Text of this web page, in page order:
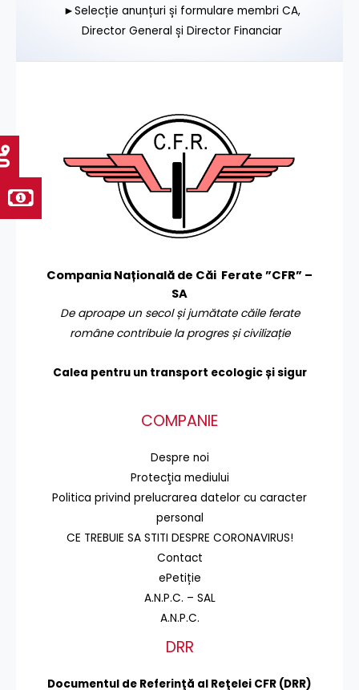
►Selecție anunțuri și formulare membri CA,
Director General și Director Financiar
Compania Națională de Căi Ferate ”CFR” –
SA
De aproape un secol și jumătate căile ferate
române contribuie la progres și civilizație
Calea pentru un transport ecologic și sigur
COMPANIE
Despre noi
Protecţia mediului
Politica privind prelucrarea datelor cu caracter
personal
CE TREBUIE SA STITI DESPRE CORONAVIRUS!
Contact
ePetiție
A.N.P.C. – SAL
A.N.P.C.
DRR
Documentul de Referinţă al Reţelei CFR (DRR)